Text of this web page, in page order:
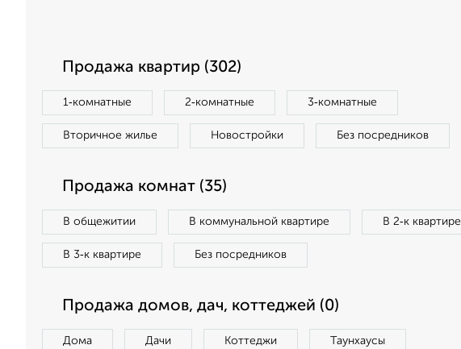
Продажа квартир (302)
1‑комнатные 2‑комнатные 3‑комнатные
Вторичное жилье Новостройки Без посредников
Продажа комнат (35)
В общежитии В коммунальной квартире В 2‑к квартире
В 3‑к квартире Без посредников
Продажа домов, дач, коттеджей (0)
Дома Дачи Коттеджи Таунхаусы